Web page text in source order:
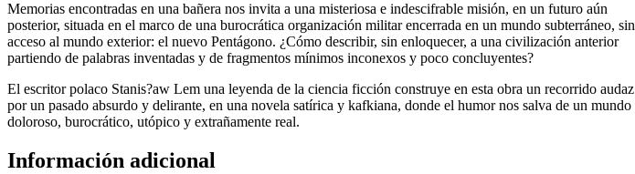
Memorias encontradas en una bañera nos invita a una misteriosa e indescifrable misión, en un futuro aún
posterior, situada en el marco de una burocrática organización militar encerrada en un mundo subterráneo, sin
acceso al mundo exterior: el nuevo Pentágono. ¿Cómo describir, sin enloquecer, a una civilización anterior
partiendo de palabras inventadas y de fragmentos mínimos inconexos y poco concluyentes?
El escritor polaco Stanis?aw Lem una leyenda de la ciencia ficción construye en esta obra un recorrido audaz
por un pasado absurdo y delirante, en una novela satírica y kafkiana, donde el humor nos salva de un mundo
doloroso, burocrático, utópico y extrañamente real.
Información adicional